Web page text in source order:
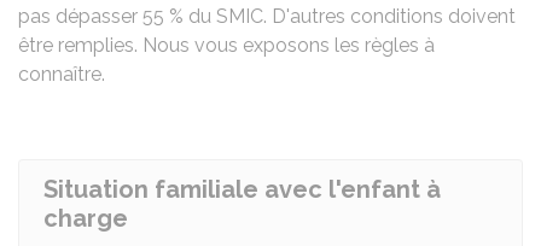
pas dépasser 55 % du SMIC. D'autres conditions doivent
être remplies. Nous vous exposons les règles à
connaître.
Situation familiale avec l'enfant à
charge